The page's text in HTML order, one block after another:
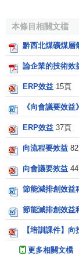
本條目相關文檔
黔西北煤礦煤層
論企業的技術效
ERP效益 15頁
《向會議要效益》
ERP效益 37頁
向流程要效益
向會議要效益
節能減排創效益
節能減排創效益
【培訓課件】
更多相關文檔